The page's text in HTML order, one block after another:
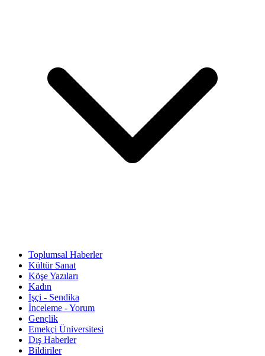
Toplumsal Haberler
Kültür Sanat
Köşe Yazıları
Kadın
İşçi - Sendika
İnceleme - Yorum
Gençlik
Emekçi Üniversitesi
Dış Haberler
Bildiriler